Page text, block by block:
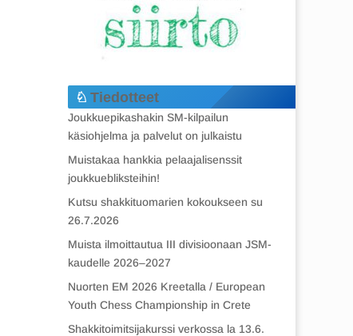
Tiedotteet
Joukkuepikashakin SM-kilpailun
käsiohjelma ja palvelut on julkaistu
Muistakaa hankkia pelaajalisenssit
joukkuebliksteihin!
Kutsu shakkituomarien kokoukseen su
26.7.2026
Muista ilmoittautua III divisioonaan JSM-
kaudelle 2026–2027
Nuorten EM 2026 Kreetalla / European
Youth Chess Championship in Crete
Shakkitoimitsijakurssi verkossa la 13.6.